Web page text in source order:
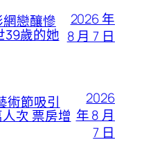
戀釀慘
39歲的她
2026 年
8 月 7 日
術節吸引
次 票房增
2026
年 8 月
7 日